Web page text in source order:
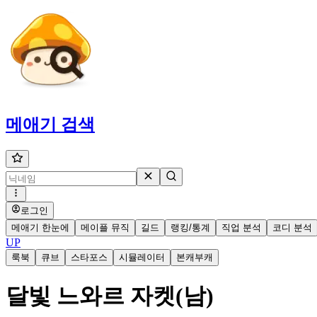
메애기 검색
로그인
메애기 한눈에
메이플 뮤직 길드 랭킹/통계 직업 분석 코디 분석
UP
룩북 큐브 스타포스 시뮬레이터 본캐부캐
달빛 느와르 자켓(남)